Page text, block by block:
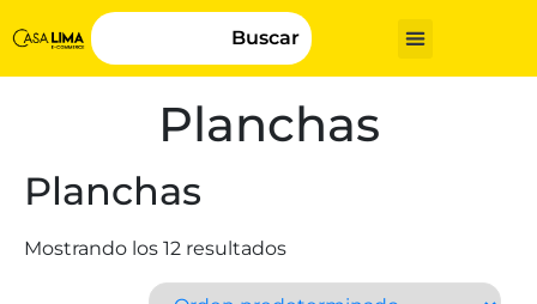
Buscar
Planchas
Planchas
Mostrando los 12 resultados